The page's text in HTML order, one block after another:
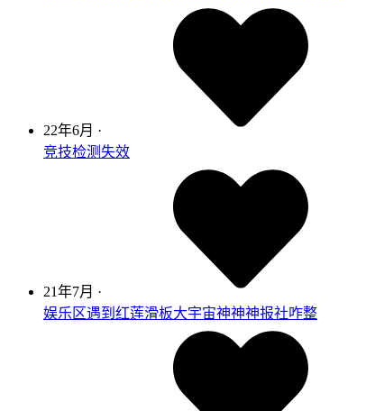
22年6月 ·
竞技检测失效
21年7月 ·
娱乐区遇到红莲滑板大宇宙神神神报社咋整